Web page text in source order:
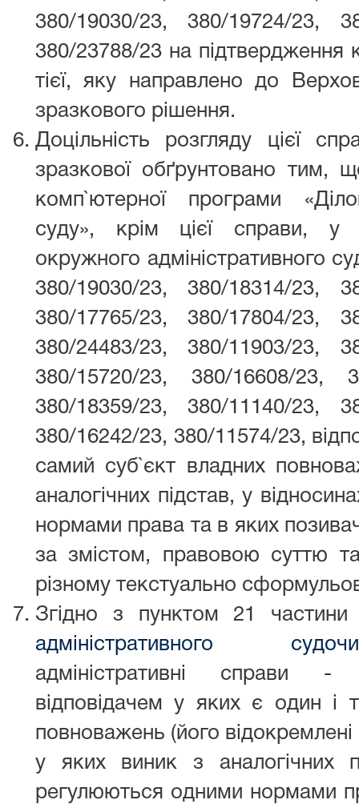
380/19030/23, 380/19724/23,
380/23788/23 на підтвердження
тієї, яку направлено до
зразкового рішення.
Доцільність розгляду цієї
зразкової обґрунтовано тим,
комп`ютерної програми
суду», крім цієї справи, у
окружного адміністративного
380/19030/23, 380/18314/23,
380/17765/23, 380/17804/23,
380/24483/23, 380/11903/23,
380/15720/23, 380/16608/23,
380/18359/23, 380/11140/23,
380/16242/23, 380/11574/23,
самий суб`єкт владних
аналогічних підстав, у
нормами права та в яких
за змістом, правовою суттю
різному текстуально
Згідно з пунктом 21
адміністративного
адміністративні справи -
відповідачем у яких є один і
повноважень (його відокремлені
у яких виник з аналогічних
регулюються одними нормами